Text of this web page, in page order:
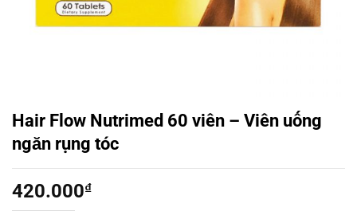
Hair Flow Nutrimed 60 viên – Viên uống
ngăn rụng tóc
420.000₫